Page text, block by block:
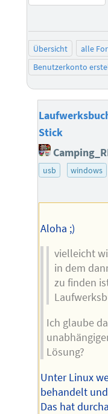
Übersicht alle
Benutzerkonto
Stick
usb
windows
Aloha ;)
vielleicht
in dem
zu finden
Ich glaube
Lösung?
Unter Linux
behandelt
Das hat